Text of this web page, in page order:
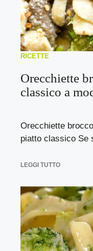
RICETTE
Orecchiette
classico a
Orecchiette
piatto classico Se
LEGGI TUTTO